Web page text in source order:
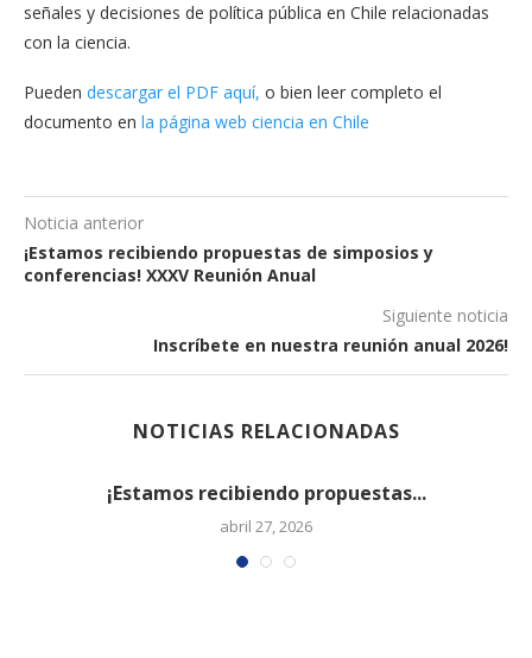
señales y decisiones de política pública en Chile relacionadas
con la ciencia.
Pueden descargar el PDF aquí, o bien leer completo el
documento en la página web ciencia en Chile
Noticia anterior
¡Estamos recibiendo propuestas de simposios y
conferencias! XXXV Reunión Anual
Siguiente noticia
Inscríbete en nuestra reunión anual 2026!
NOTICIAS RELACIONADAS
¡Estamos recibiendo propuestas...
abril 27, 2026